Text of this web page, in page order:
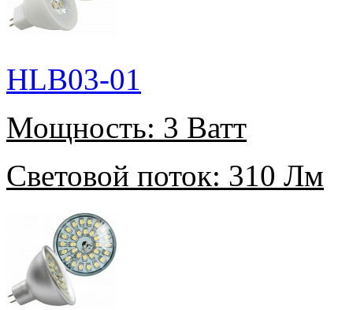
HLB03-01
Мощность: 3 Ватт
Световой поток: 310 Лм